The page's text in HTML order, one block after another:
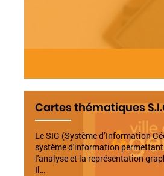
Cartes thématiques
Le SIG (Système d’Information
système d'information
l'analyse et la représentation
Il…